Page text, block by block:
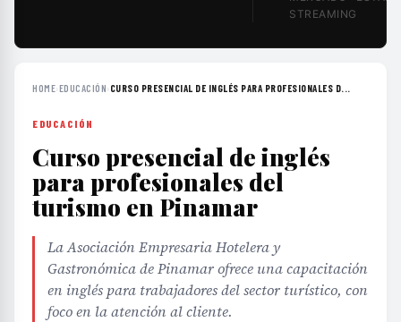
STREAMING
HOME›EDUCACIÓN› CURSO PRESENCIAL DE INGLÉS PARA PROFESIONALES D...
EDUCACIÓN
Curso presencial de inglés
para profesionales del
turismo en Pinamar
La Asociación Empresaria Hotelera y
Gastronómica de Pinamar ofrece una capacitación
en inglés para trabajadores del sector turístico, con
foco en la atención al cliente.